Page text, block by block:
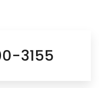
3155